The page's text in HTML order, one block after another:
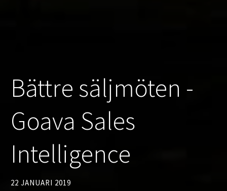
Bättre säljmöten -
Goava Sales
Intelligence
22 JANUARI 2019